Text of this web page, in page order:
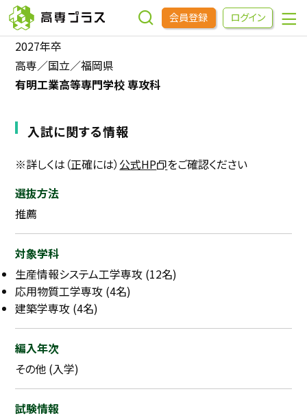
会員登録 ログイン
企業をさがす
インターンシップ・イベントをさがす
高専OBOGをさがす
高専プラスセミナー
高専生コミュニティ
めもらす
本科5年生・専攻科2年生向け 採用継続中の企業特集
2027年卒
高専／国立／福岡県
有明工業高等専門学校 専攻科
入試に関する情報
※詳しくは（正確には） 公式HP
をご確認ください
選抜方法
推薦
対象学科
生産情報システム工学専攻 (12名)
応用物質工学専攻 (4名)
建築学専攻 (4名)
編入年次
その他 (入学)
試験情報